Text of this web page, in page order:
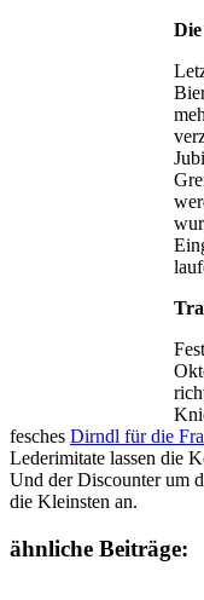
fesches Dirndl für die
Lederimitate lassen die
Und der Discounter um
die Kleinsten an.
ähnliche Beiträge: